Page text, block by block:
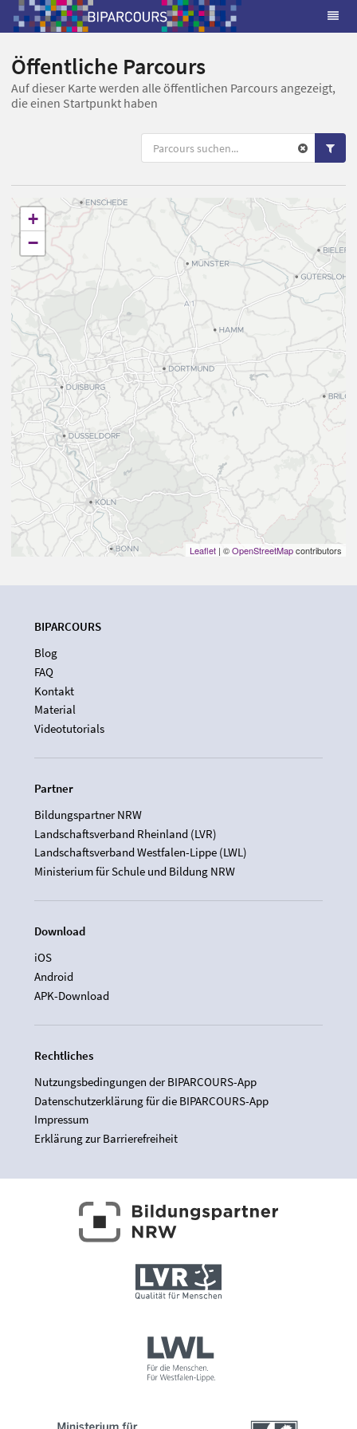
Öffentliche Parcours
Auf dieser Karte werden alle öffentlichen Parcours angezeigt,
die einen Startpunkt haben
+
−
Leaflet | ©OpenStreetMapcontributors
BIPARCOURS
Blog
FAQ
Kontakt
Material
Videotutorials
Partner
Bildungspartner NRW
Landschaftsverband Rheinland (LVR)
Landschaftsverband Westfalen-Lippe (LWL)
Ministerium für Schule und Bildung NRW
Download
iOS
Android
APK-Download
Rechtliches
Nutzungsbedingungen der BIPARCOURS-App
Datenschutzerklärung für die BIPARCOURS-App
Impressum
Erklärung zur Barrierefreiheit